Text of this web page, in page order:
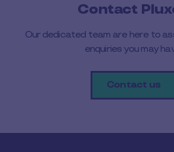
Contact
Our dedicated team are here to
enquiries you may
Contact us